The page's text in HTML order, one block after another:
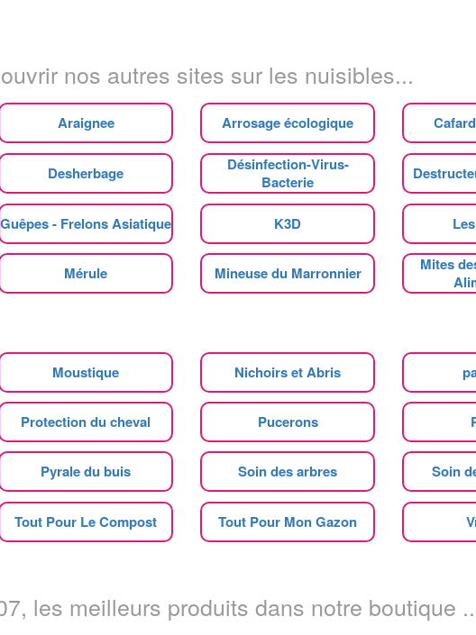
nos autres sites sur les nuisibles...
Araignee Arrosage écologique
Desherbage
Désinfection-Virus-
Bacterie
Guêpes - Frelons Asiatique K3D
Mérule Mineuse du Marronnier
Mites
Moustique Nichoirs et Abris
Protection du cheval Pucerons
Pyrale du buis Soin des arbres Soin
Tout Pour Le Compost Tout Pour Mon Gazon
les meilleurs produits dans notre boutique